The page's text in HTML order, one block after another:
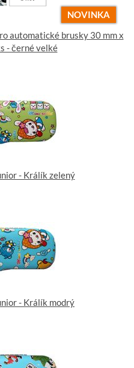
NOVINKA
automatické brusky 30 mm x
- černé velké
- Králík zelený
- Králík modrý